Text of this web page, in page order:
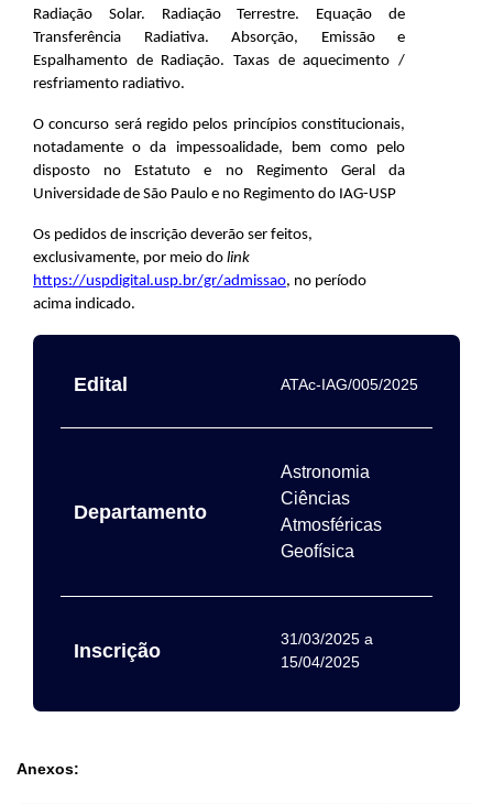
Radiação Solar. Radiação Terrestre. Equação de
Transferência Radiativa. Absorção, Emissão e
Espalhamento de Radiação. Taxas de aquecimento /
resfriamento radiativo.
O concurso será regido pelos princípios constitucionais,
notadamente o da impessoalidade, bem como pelo
disposto no Estatuto e no Regimento Geral da
Universidade de São Paulo e no Regimento do IAG-USP
Os pedidos de inscrição deverão ser feitos,
exclusivamente, por meio do link
https://uspdigital.usp.br/gr/admissao, no período
acima indicado.
Edital ATAc-IAG/005/2025
Departamento
Astronomia
Ciências
Atmosféricas
Geofísica
Inscrição
31/03/2025 a
15/04/2025
Anexos: